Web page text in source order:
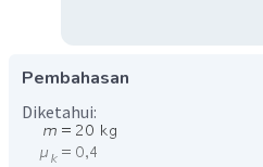
Pembahasan
Diketahui: